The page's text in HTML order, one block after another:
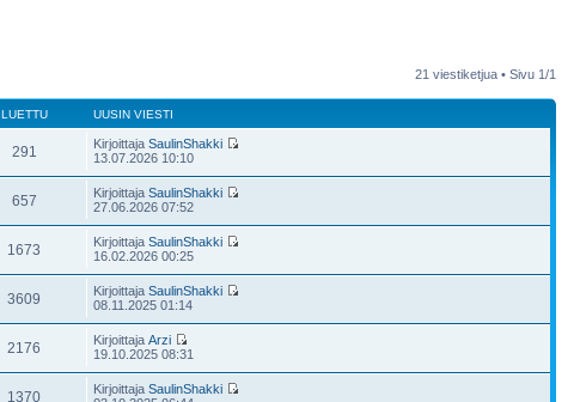
21 viestiketjua • Sivu 1/1
LUETTU UUSIN VIESTI
291 KirjoittajaSaulinShakki
13.07.2026 10:10
657 KirjoittajaSaulinShakki
27.06.2026 07:52
1673 KirjoittajaSaulinShakki
16.02.2026 00:25
3609 KirjoittajaSaulinShakki
08.11.2025 01:14
2176 KirjoittajaArzi
19.10.2025 08:31
1370 KirjoittajaSaulinShakki